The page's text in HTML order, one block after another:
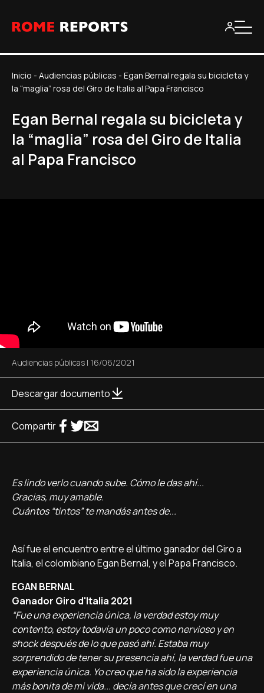
Inicio - Audiencias públicas - Egan Bernal regala su bicicleta y
la “maglia” rosa del Giro de Italia al Papa Francisco
Egan Bernal regala su bicicleta y
la “maglia” rosa del Giro de Italia
al Papa Francisco
Audiencias públicas | 16/06/2021
Descargar documento
Compartir
Es lindo verlo cuando sube. Cómo le das ahí...
Gracias, muy amable.
Cuántos “tintos” te mandás antes de...
Así fue el encuentro entre el último ganador del Giro a
Italia, el colombiano Egan Bernal, y el Papa Francisco.
EGAN BERNAL
Ganador Giro d'Italia 2021
“Fue una experiencia única, la verdad estoy muy
contento, estoy todavía un poco como nervioso y en
shock después de lo que pasó ahí. Estaba muy
sorprendido de tener su presencia ahí, la verdad fue una
experiencia única. Yo creo que ha sido la experiencia
más bonita de mi vida... decía antes que crecí en una